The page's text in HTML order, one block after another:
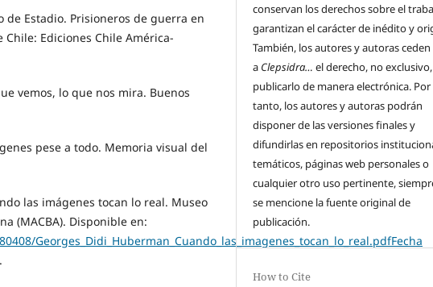
de Estadio. Prisioneros de guerra en
Ediciones Chile América-
vemos, lo que nos mira. Buenos
pese a todo. Memoria visual del
las imágenes tocan lo real. Museo
(MACBA). Disponible en:
Georges_Didi_Huberman_Cuando_las_imagenes_tocan_lo_real.pdfFecha
conservan los derechos sobre el
garantizan el carácter de inédito y
También, los autores y autoras ceden
a Clepsidra… el derecho, no
publicarlo de manera electrónica. Por
tanto, los autores y autoras podrán
disponer de las versiones finales y
difundirlas en repositorios
temáticos, páginas web personales o
cualquier otro uso pertinente,
se mencione la fuente original de
publicación.
How to Cite